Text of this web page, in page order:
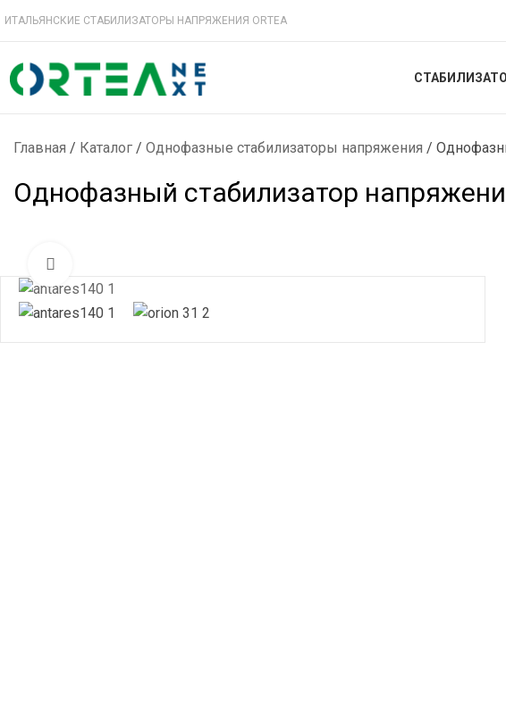
ИТАЛЬЯНСКИЕ СТАБИЛИЗАТОРЫ НАПРЯЖЕНИЯ ORTEA
Главная / Каталог / Однофазные стабилизаторы напряжения /
Однофазный стабилизатор